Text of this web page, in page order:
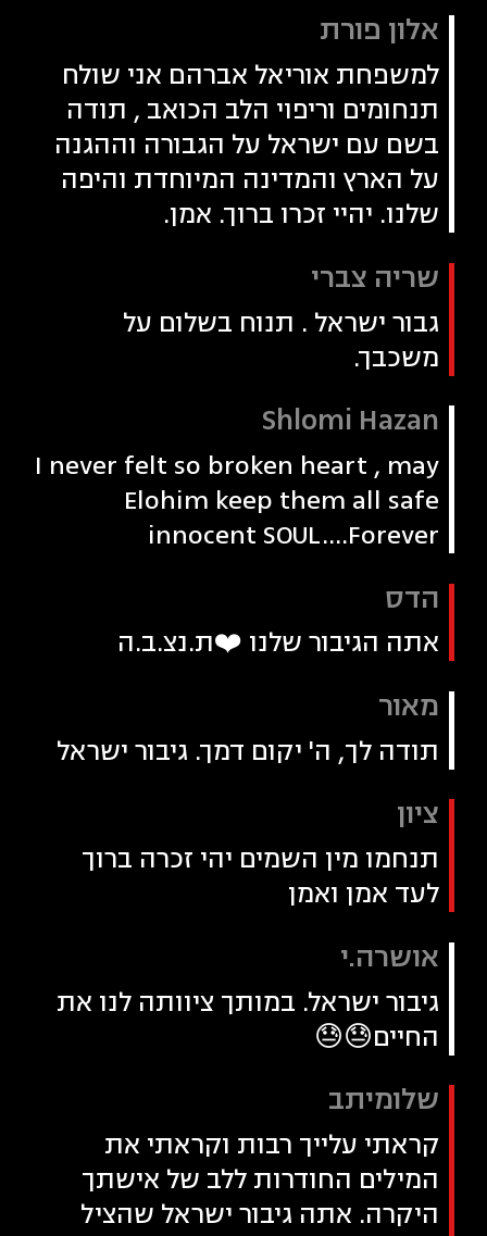
אלון פורת
למשפחת אוריאל אברהם אני שולח
תנחומים וריפוי הלב הכואב , תודה
בשם עם ישראל על הגבורה וההגנה
על הארץ והמדינה המיוחדת והיפה
שלנו. יהיי זכרו ברוך. אמן.
שריה צברי
גבור ישראל . תנוח בשלום על
משכבך.
Shlomi Hazan
I never felt so broken heart , may
Elohim keep them all safe
innocent SOUL....Forever
הדס
אתה הגיבור שלנו ❤️ת.נצ.ב.ה
מאור
תודה לך, ה' יקום דמך. גיבור ישראל
ציון
תנחמו מין השמים יהי זכרה ברוך
לעד אמן ואמן
אושרה.י
גיבור ישראל. במותך ציוותה לנו את
החיים😓😓
שלומיתב
קראתי עלייך רבות וקראתי את
המילים החודרות ללב של אישתך
היקרה. אתה גיבור ישראל שהציל